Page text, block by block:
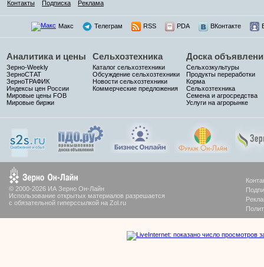
Контакты
Подписка Реклама
Макс Телеграм RSS PDA ВКонтакте
Аналитика и цены
Зерно-Weekly
ЗерноСТАТ
ЗерноТРАФИК
Индексы цен России
Мировые цены FOB
Мировые биржи
Сельхозтехника
Каталог сельхозтехники
Обсуждение сельхозтехники
Новости сельхозтехники
Коммерческие предложения
Доска
Сельхозкультуры
Продукты переработки
Корма
Сельхозтехника
Семена и агросредства
Услуги на агрорынке
© 2000-2026 ИА Зерно Он-Лайн
Использование открытых материалов разрешается
с обязательной гиперссылкой на Zol.ru